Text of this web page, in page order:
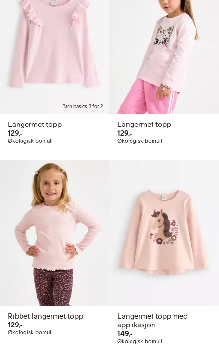
Barn basics, 3 for 2
Langermet topp
129,-129,00 kr
Økologisk bomull
Langermet topp
129,-129,00 kr
Økologisk bomull
Ribbet langermet topp
129,-129,00 kr
Økologisk bomull
Langermet topp med
applikasjon
149,-149,00 kr
Økologisk bomull